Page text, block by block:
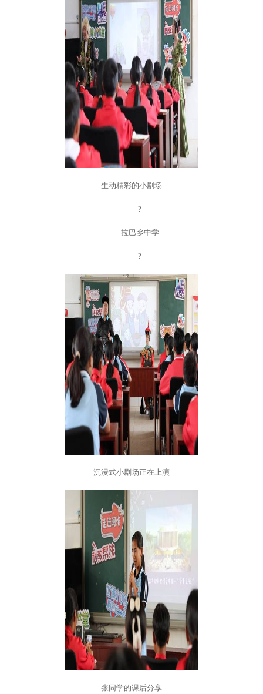
生动精彩的小剧场
?
拉巴乡中学
?
沉浸式小剧场正在上演
张同学的课后分享